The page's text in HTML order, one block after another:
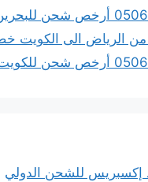
الرياض الى الكويت
إكسبريس للشحن الدولي